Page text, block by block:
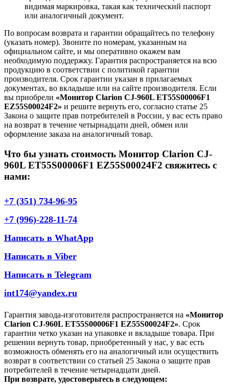
видимая маркировка, такая как технический паспорт
или аналогичный документ.
По вопросам возврата и гарантии обращайтесь по телефону
(указать номер). Звоните по номерам, указанным на
официальном сайте, и мы оперативно окажем вам
необходимую поддержку. Гарантия распространяется на всю
продукцию в соответствии с политикой гарантии
производителя. Срок гарантии указан в прилагаемых
документах, во вкладыше или на сайте производителя. Если
вы приобрели «Монитор Clarion CJ-960L ET55S00006F1
EZ55S00024F2» и решите вернуть его, согласно статье 25
Закона о защите прав потребителей в России, у вас есть право
на возврат в течение четырнадцати дней, обмен или
оформление заказа на аналогичный товар.
Что бы узнать стоимость Монитор Clarion CJ-
960L ET55S00006F1 EZ55S00024F2 свяжитесь с
нами:
+7 (351) 734-96-95
+7 (996)-228-11-74
Написать в WhatApp
Написать в Viber
Написать в Telegram
int174@yandex.ru
Гарантия завода-изготовителя распространяется на «Монитор
Clarion CJ-960L ET55S00006F1 EZ55S00024F2». Срок
гарантии четко указан на упаковке и вкладыше товара. При
решении вернуть товар, приобретенный у нас, у вас есть
возможность обменять его на аналогичный или осуществить
возврат в соответствии со статьей 25 Закона о защите прав
потребителей в течение четырнадцати дней.
При возврате, удостоверьтесь в следующем: